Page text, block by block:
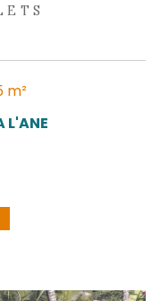
m²
appartement
jaccuzi
€
2299IB